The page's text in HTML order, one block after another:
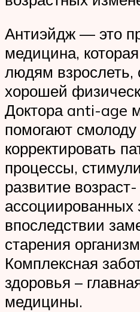
Антиэйдж — это
медицина,
людям взрослеть,
хорошей
Доктора anti-age
помогают
корректировать
процессы,
развитие возраст-
ассоциированных
впоследствии
старения
Комплексная
здоровья –
медицины.